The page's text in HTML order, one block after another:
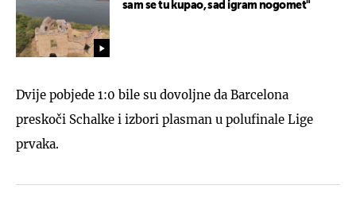
sam se tu kupao, sad igram nogomet"
Dvije pobjede 1:0 bile su dovoljne da Barcelona
preskoči Schalke i izbori plasman u polufinale Lige
prvaka.